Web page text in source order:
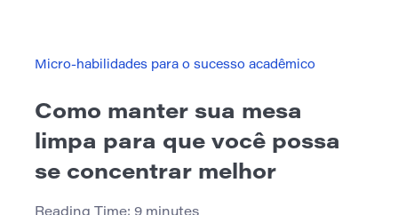
para a força de trabalho. Cronogramas curtos,
Micro-habilidades para o sucesso acadêmico
Como manter sua mesa
limpa para que você possa
se concentrar melhor